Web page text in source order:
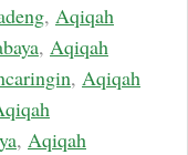
, Aqiqah
, Aqiqah
, Aqiqah
, Aqiqah